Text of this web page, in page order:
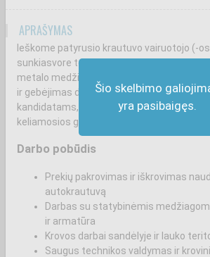
Šio skelbimo
yra pasibaigęs.
APRAŠYMAS
Ieškome patyrusio krautuvo vairuotojo (-
sunkiasvore technika. Darbas vyksta su
metalo medžiagomis, todėl svarbus
ir gebėjimas dirbti savarankiškai. Pozicija
kandidatams, turintiems patirties dirbant
keliamosios galios autokrautuvais.
Darbo pobūdis
Prekių pakrovimas ir iškrovimas
autokrautuvą
Darbas su statybinėmis
ir armatūra
Krovos darbai sandėlyje ir lauko
Saugus technikos valdymas ir